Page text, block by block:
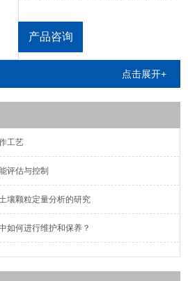
表示在所指温度下液体凹液面与标线
相切时，体积相等。
产品咨询
点击展开+
工艺
评估与控制
壤颗粒定量分析的研究
如何进行维护和保养？